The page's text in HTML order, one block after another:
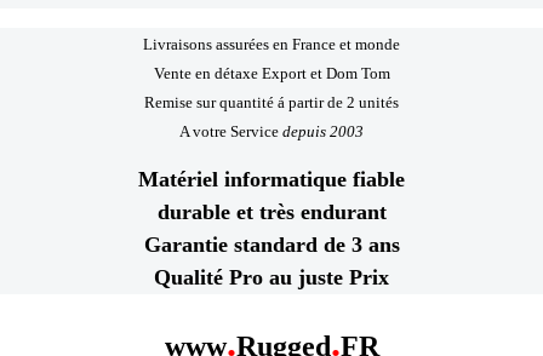
Livraisons assurées en France et monde
Vente en détaxe Export et Dom Tom
Remise sur quantité á partir de 2 unités
A votre Service depuis 2003
Matériel informatique fiable
durable et très endurant
Garantie standard de 3 ans
Qualité Pro au juste Prix
www.Rugged.FR